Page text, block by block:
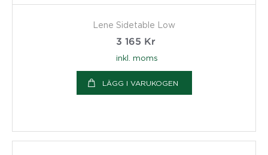
Lene Sidetable Low
3 165 Kr
inkl. moms
LÄGG I VARUKOGEN